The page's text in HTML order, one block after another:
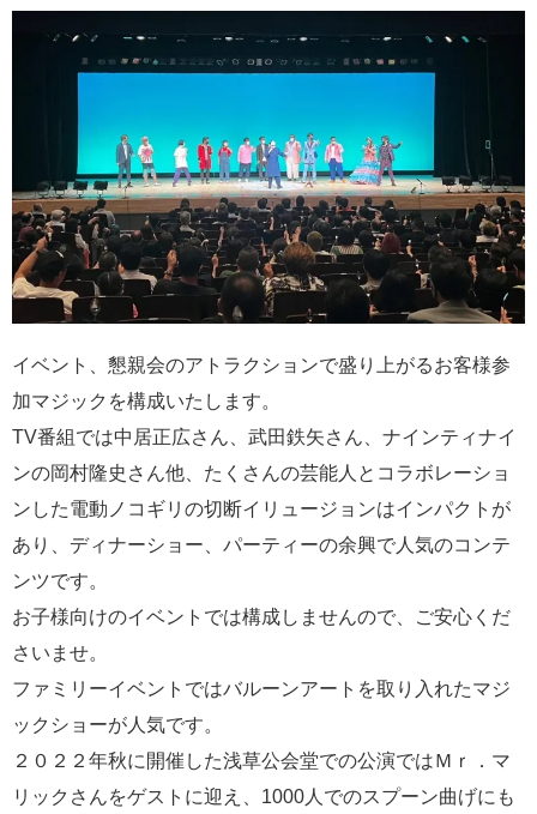
イベント、懇親会のアトラクションで盛り上がるお客様参
加マジックを構成いたします。
TV番組では中居正広さん、武田鉄矢さん、ナインティナイ
ンの岡村隆史さん他、たくさんの芸能人とコラボレーショ
ンした電動ノコギリの切断イリュージョンはインパクトが
あり、ディナーショー、パーティーの余興で人気のコンテ
ンツです。
お子様向けのイベントでは構成しませんので、ご安心くだ
さいませ。
ファミリーイベントではバルーンアートを取り入れたマジ
ックショーが人気です。
２０２２年秋に開催した浅草公会堂での公演ではＭｒ．マ
リックさんをゲストに迎え、1000人でのスプーン曲げにも